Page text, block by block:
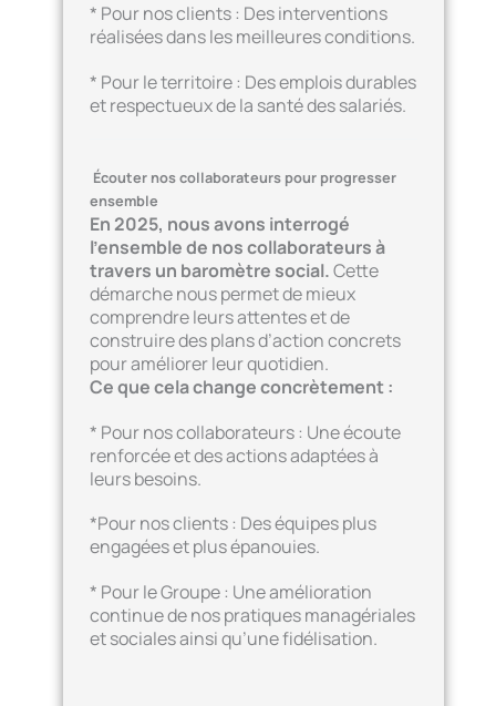
* Pour nos clients : Des interventions
réalisées dans les meilleures conditions.
* Pour le territoire : Des emplois durables
et respectueux de la santé des salariés.
Écouter nos collaborateurs pour progresser
ensemble
En 2025, nous avons interrogé
l’ensemble de nos collaborateurs à
travers un baromètre social.Cette
démarche nous permet de mieux
comprendre leurs attentes et de
construire des plans d’action concrets
pour améliorer leur quotidien.
Ce que cela change concrètement :
* Pour nos collaborateurs : Une écoute
renforcée et des actions adaptées à
leurs besoins.
*Pour nos clients : Des équipes plus
engagées et plus épanouies.
* Pour le Groupe : Une amélioration
continue de nos pratiques managériales
et sociales ainsi qu’une fidélisation.